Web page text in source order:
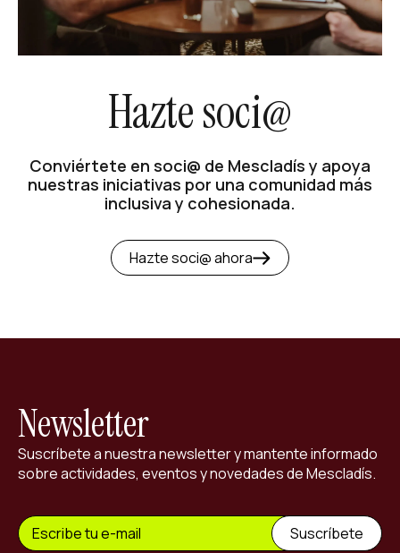
Hazte soci@
Conviértete en soci@ de Mescladís y apoya
nuestras iniciativas por una comunidad más
inclusiva y cohesionada.
Hazte soci@ ahora
Newsletter
Suscríbete a nuestra newsletter y mantente informado
sobre actividades, eventos y novedades de Mescladís.